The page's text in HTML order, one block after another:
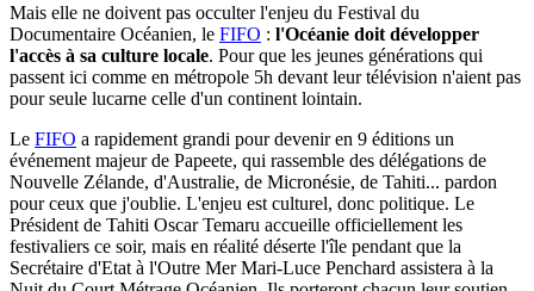
Mais elle ne doivent pas occulter l'enjeu du Festival du
Documentaire Océanien, le FIFO : l'Océanie doit développer
l'accès à sa culture locale. Pour que les jeunes générations qui
passent ici comme en métropole 5h devant leur télévision n'aient pas
pour seule lucarne celle d'un continent lointain.
Le FIFO a rapidement grandi pour devenir en 9 éditions un
événement majeur de Papeete, qui rassemble des délégations de
Nouvelle Zélande, d'Australie, de Micronésie, de Tahiti... pardon
pour ceux que j'oublie. L'enjeu est culturel, donc politique. Le
Président de Tahiti Oscar Temaru accueille officiellement les
festivaliers ce soir, mais en réalité déserte l'île pendant que la
Secrétaire d'Etat à l'Outre Mer Mari-Luce Penchard assistera à la